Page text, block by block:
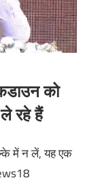
को
रहे हैं
में न लें, यह एक